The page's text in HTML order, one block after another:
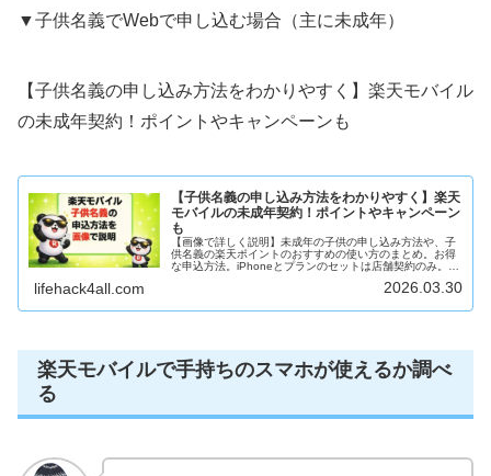
▼子供名義でWebで申し込む場合（主に未成年）
【子供名義の申し込み方法をわかりやすく】楽天モバイル
の未成年契約！ポイントやキャンペーンも
【子供名義の申し込み方法をわかりやすく】楽天
モバイルの未成年契約！ポイントやキャンペーン
も
【画像で詳しく説明】未成年の子供の申し込み方法や、子
供名義の楽天ポイントのおすすめの使い方のまとめ。お得
な申込方法。iPhoneとプランのセットは店舗契約のみ。本
lifehack4all.com 2026.03.30
楽天モバイルで手持ちのスマホが使えるか調べ
る